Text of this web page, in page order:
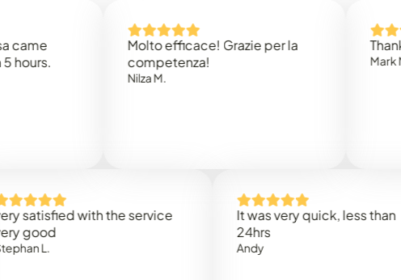
Molto efficace! Grazie per la
competenza!
Thank you
with the service
It was very quick, less than